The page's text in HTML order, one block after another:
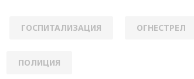
ГОСПИТАЛИЗАЦИЯ ОГНЕСТРЕЛ
ПОЛИЦИЯ